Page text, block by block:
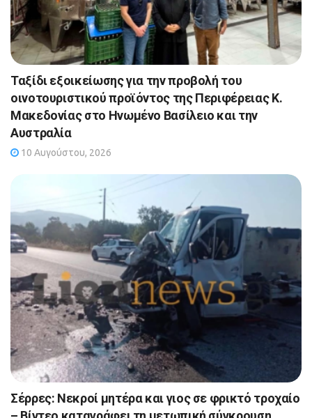
Ταξίδι εξοικείωσης για την προβολή του
οινοτουριστικού προϊόντος της Περιφέρειας Κ.
Μακεδονίας στο Ηνωμένο Βασίλειο και την
Αυστραλία
10 Αυγούστου, 2026
Σέρρες: Νεκροί μητέρα και γιος σε φρικτό τροχαίο